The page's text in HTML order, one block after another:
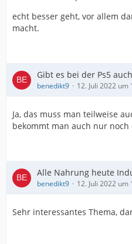
echt besser geht, vor allem
macht.
Gibt es bei der Ps5
benedikt9 12. Juli 2022 um
Ja, das muss man teilweise
bekommt man auch nur noch
Alle Nahrung heute
benedikt9 12. Juli 2022 um
Sehr interessantes Thema,